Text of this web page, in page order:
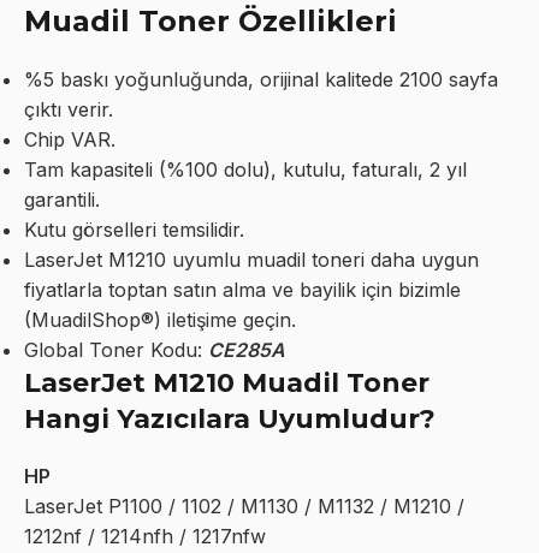
Muadil Toner Özellikleri
%5 baskı yoğunluğunda, orijinal kalitede 2100 sayfa
çıktı verir.
Chip VAR.
Tam kapasiteli (%100 dolu), kutulu, faturalı, 2 yıl
garantili.
Kutu görselleri temsilidir.
LaserJet M1210 uyumlu muadil toneri daha uygun
fiyatlarla toptan satın alma ve bayilik için bizimle
(MuadilShop®) iletişime geçin.
Global Toner Kodu: CE285A
LaserJet M1210 Muadil Toner
Hangi Yazıcılara Uyumludur?
HP
LaserJet P1100 / 1102 / M1130 / M1132 / M1210 /
1212nf / 1214nfh / 1217nfw